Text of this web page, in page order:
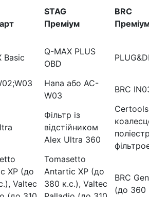
STAG
Преміум
BRC
Basic
Q-MAX PLUS
OBD
Hana або AC-
W03
BRC
Фільтр із
відстійником
Alex Ultra 360
Certools
XP (до
Valtec
Tomasetto
Antartic XP (до
380 к.с.), Valtec
BRC
(до 360